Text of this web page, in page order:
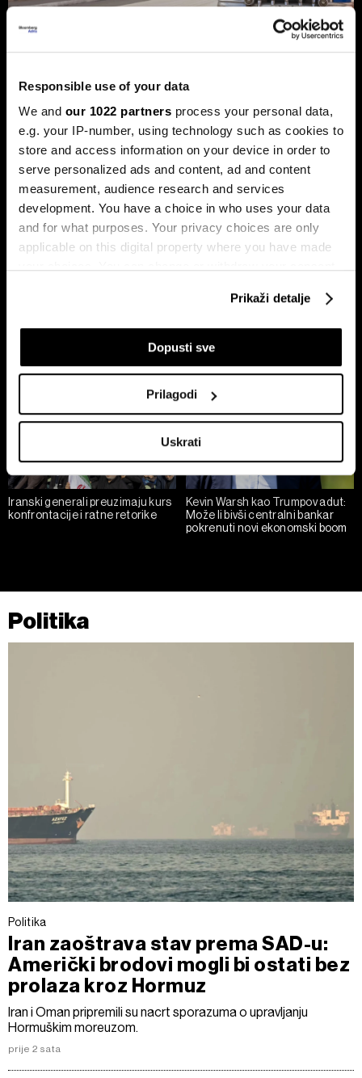
Responsible use of your data
We and our 1022 partners process your personal data,
e.g. your IP-number, using technology such as cookies to
store and access information on your device in order to
serve personalized ads and content, ad and content
measurement, audience research and services
development. You have a choice in who uses your data
and for what purposes. Your privacy choices are only
applicable on this digital property where you have made
If you allow, we would also like to:
Collect information about your geographical
Identify your device by actively scanning it for
specific characteristics (fingerprinting)
Find out more about how your personal data is processed
and set your preferences in thedetails section
Zajednički voditelji obrade su HD-WIN ARENA SPORT
ažurirati klikom na „Prikaži detalje“. Privolu možete u bilo
kojem trenutku povući bez negativnih posljedica.
Prikaži detalje
Dopusti sve
Prilagodi
Uskrati
milijardersko turističko carstvo
porodice Castro
Sukob oko Kube je sukob oko tri četvrtine ekonomije pod
okriljem koncerna Gaesa.
10 posto pale na sudu u SAD-u
rat prije kraja mandata
Iranski generali preuzimaju kurs
konfrontacije i ratne retorike
Kevin Warsh kao Trumpov adut:
Može li bivši centralni bankar
pokrenuti novi ekonomski boom
Politika
Politika
Iran zaoštrava stav prema SAD-u:
Američki brodovi mogli bi ostati bez
prolaza kroz Hormuz
Iran i Oman pripremili su nacrt sporazuma o upravljanju
Hormuškim moreuzom.
prije 2 sata